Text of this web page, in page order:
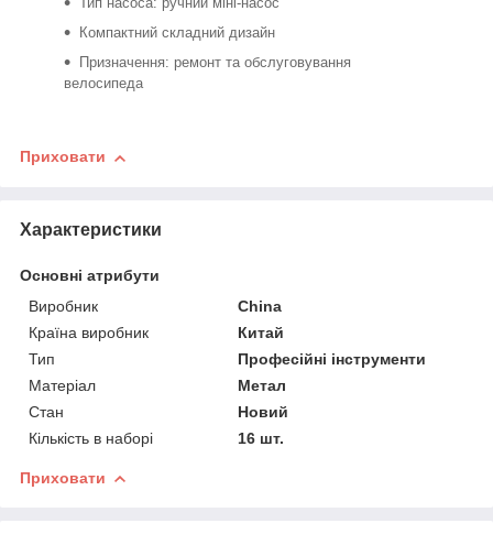
Компактний складний дизайн
Призначення: ремонт та обслуговування
велосипеда
Приховати
Характеристики
Основні атрибути
Виробник
China
Країна виробник
Китай
Тип
Професійні інструменти
Матеріал
Метал
Стан
Новий
Кількість в наборі
16 шт.
Приховати